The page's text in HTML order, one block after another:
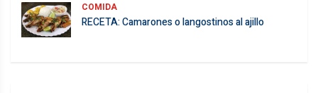
COMIDA
RECETA: Camarones o langostinos al ajillo